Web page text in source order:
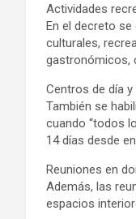
Actividades
En el decreto
culturales,
gastronómicos,
Centros de día
También se
cuando “todos
14 días desde
Reuniones en
Además, las
espacios